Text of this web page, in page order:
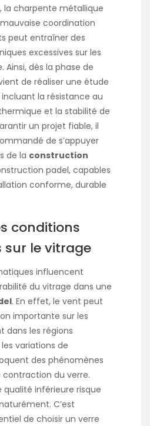
la charpente métallique
coordination
peut entraîner des
excessives sur les
Ainsi, dès la phase de
de réaliser une étude
la résistance au
et la stabilité de
un projet fiable, il
de s’appuyer
de la construction
padel, capables
conforme, durable
conditions
le vitrage
influencent
du vitrage dans une
. En effet, le vent peut
importante sur les
dans les régions
variations de
des phénomènes
du verre.
qualité inférieure risque
C’est
de choisir un verre